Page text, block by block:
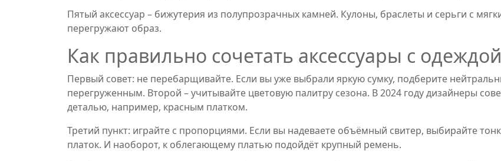
Пятый аксессуар – бижутерия из полупрозрачных камней. Кулоны, браслеты и серьги с
перегружают образ.
Как правильно сочетать аксессуары с одеждой
Первый совет: не перебарщивайте. Если вы уже выбрали яркую сумку, подберите
перегруженным. Второй – учитывайте цветовую палитру сезона. В 2024 году дизайнеры
деталью, например, красным платком.
Третий пункт: играйте с пропорциями. Если вы надеваете объёмный свитер, выбирайте
платок. И наоборот, к облегающему платью подойдёт крупный ремень.